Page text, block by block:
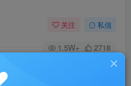
关注 私信
1.5W+ 2718